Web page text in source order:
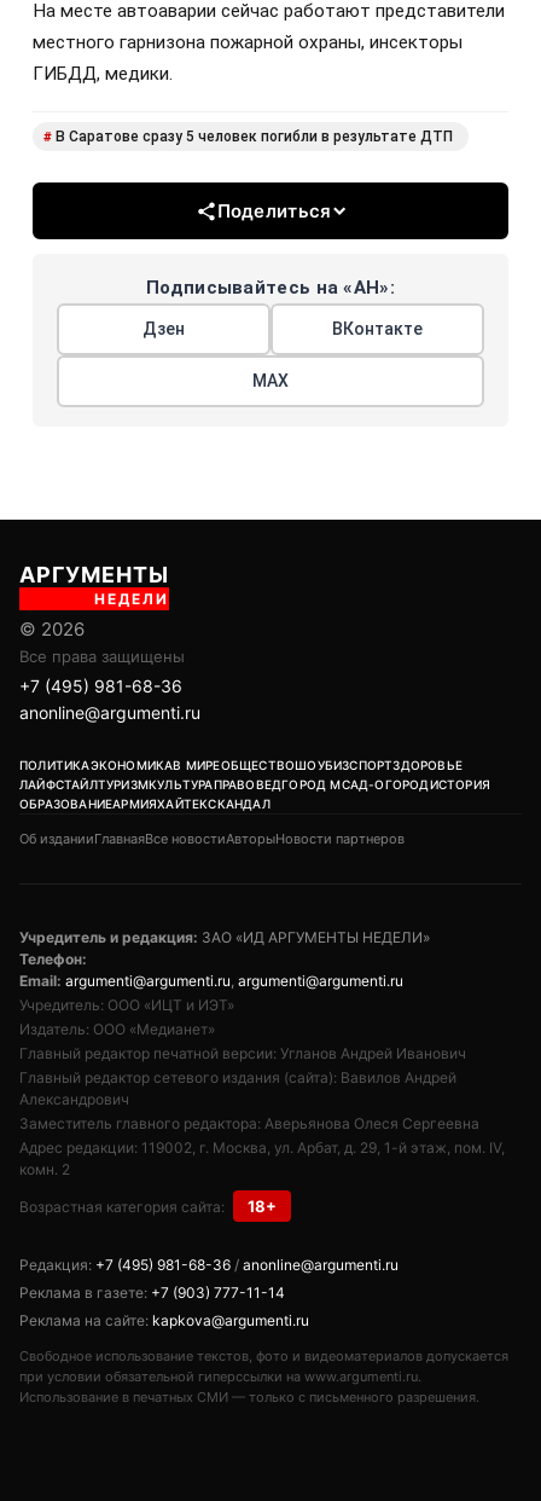
На месте автоаварии сейчас работают представители
местного гарнизона пожарной охраны, инсекторы
ГИБДД, медики.
# В Саратове сразу 5 человек погибли в результате ДТП
Поделиться
Подписывайтесь на «АН»:
Дзен ВКонтакте
МАХ
АРГУМЕНТЫ
НЕДЕЛИ
© 2026
Все права защищены
+7 (495) 981-68-36
anonline@argumenti.ru
ПОЛИТИКАЭКОНОМИКАВ МИРЕОБЩЕСТВОШОУБИЗСПОРТЗДОРОВЬЕ
ЛАЙФСТАЙЛТУРИЗМКУЛЬТУРАПРАВОВЕДГОРОД МСАД-ОГОРОДИСТОРИЯ
ОБРАЗОВАНИЕАРМИЯХАЙТЕКСКАНДАЛ
Об изданииГлавнаяВсе новостиАвторыНовости партнеров
Учредитель и редакция: ЗАО «ИД АРГУМЕНТЫ НЕДЕЛИ»
Телефон:
Email: argumenti@argumenti.ru, argumenti@argumenti.ru
Учредитель: ООО «ИЦТ и ИЭТ»
Издатель: ООО «Медианет»
Главный редактор печатной версии: Угланов Андрей Иванович
Главный редактор сетевого издания (сайта): Вавилов Андрей
Александрович
Заместитель главного редактора: Аверьянова Олеся Сергеевна
Адрес редакции: 119002, г. Москва, ул. Арбат, д. 29, 1-й этаж, пом. IV,
комн. 2
Возрастная категория сайта: 18+
Редакция: +7 (495) 981-68-36 / anonline@argumenti.ru
Реклама в газете: +7 (903) 777-11-14
Реклама на сайте: kapkova@argumenti.ru
Свободное использование текстов, фото и видеоматериалов допускается
при условии обязательной гиперссылки на www.argumenti.ru.
Использование в печатных СМИ — только с письменного разрешения.